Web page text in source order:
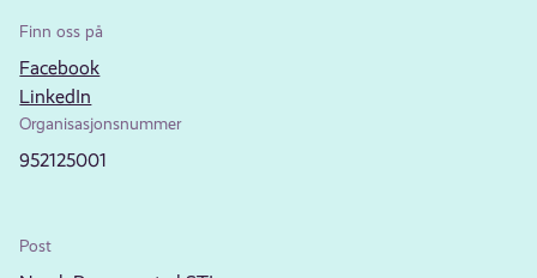
Finn oss på
Facebook
LinkedIn
Organisasjonsnummer
952125001
Post